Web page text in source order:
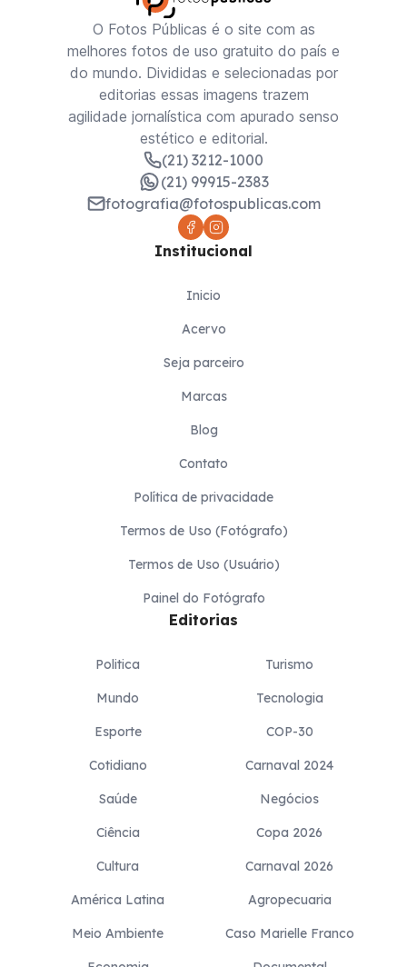
O Fotos Públicas é o site com as
melhores fotos de uso gratuito do país e
do mundo. Divididas e selecionadas por
editorias essas imagens trazem
agilidade jornalística com apurado senso
estético e editorial.
(21) 3212-1000
(21) 99915-2383
fotografia@fotospublicas.com
Institucional
Inicio
Acervo
Seja parceiro
Marcas
Blog
Contato
Política de privacidade
Termos de Uso (Fotógrafo)
Termos de Uso (Usuário)
Painel do Fotógrafo
Editorias
Politica
Mundo
Esporte
Cotidiano
Saúde
Ciência
Cultura
América Latina
Meio Ambiente
Turismo
Tecnologia
COP-30
Carnaval 2024
Negócios
Copa 2026
Carnaval 2026
Agropecuaria
Caso Marielle Franco